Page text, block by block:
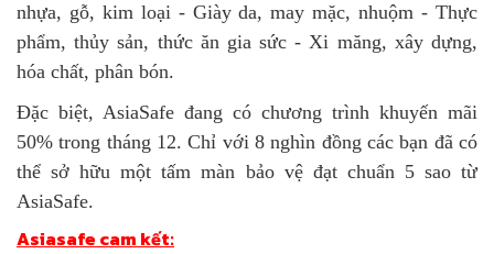
nhựa, gỗ, kim loại - Giày da, may mặc, nhuộm - Thực
phẩm, thủy sản, thức ăn gia sức - Xi măng, xây dựng,
hóa chất, phân bón.
Đặc biệt, AsiaSafe đang có chương trình khuyến mãi
50% trong tháng 12. Chỉ với 8 nghìn đồng các bạn đã có
thể sở hữu một tấm màn bảo vệ đạt chuẩn 5 sao từ
AsiaSafe.
Asiasafe cam kết: